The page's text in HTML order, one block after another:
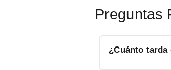
Preguntas
¿Cuánto tarda